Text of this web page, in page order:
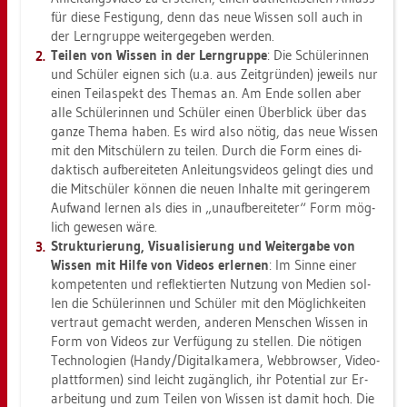
für diese Fes­ti­gung, denn das neue Wis­sen soll auch in
der Lern­grup­pe wei­ter­ge­ge­ben wer­den.
Tei­len von Wis­sen in der Lern­grup­pe: Die Schü­le­rin­nen
und Schü­ler eig­nen sich (u.a. aus Zeit­grün­den) je­weils nur
einen Teil­as­pekt des The­mas an. Am Ende sol­len aber
alle Schü­le­rin­nen und Schü­ler einen Über­blick über das
ganze Thema haben. Es wird also nötig, das neue Wis­sen
mit den Mit­schü­lern zu tei­len. Durch die Form eines di­
dak­tisch auf­be­rei­te­ten An­lei­tungs­vi­de­os ge­lingt dies und
die Mit­schü­ler kön­nen die neuen In­hal­te mit ge­rin­ge­rem
Auf­wand ler­nen als dies in „un­auf­be­rei­te­ter“ Form mög­
lich ge­we­sen wäre.
Struk­tu­rie­rung, Vi­sua­li­sie­rung und Wei­ter­ga­be von
Wis­sen mit Hilfe von Vi­de­os er­ler­nen: Im Sinne einer
kom­pe­ten­ten und re­flek­tier­ten Nut­zung von Me­di­en sol­
len die Schü­le­rin­nen und Schü­ler mit den Mög­lich­kei­ten
ver­traut ge­macht wer­den, an­de­ren Men­schen Wis­sen in
Form von Vi­de­os zur Ver­fü­gung zu stel­len. Die nö­ti­gen
Tech­no­lo­gi­en (Handy/Di­gi­tal­ka­me­ra, Web­brow­ser, Vi­deo­
platt­for­men) sind leicht zu­gäng­lich, ihr Po­ten­ti­al zur Er­
ar­bei­tung und zum Tei­len von Wis­sen ist damit hoch. Die